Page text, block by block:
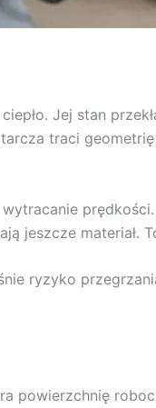
Jej stan
traci
jeszcze materiał.
ryzyko
powierzchnię